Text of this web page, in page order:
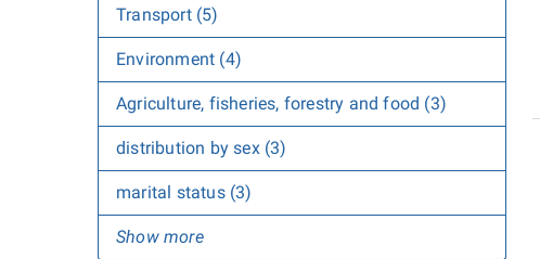
Transport (5)
Environment (4)
Agriculture, fisheries, forestry and food (3)
distribution by sex (3)
marital status (3)
Show more